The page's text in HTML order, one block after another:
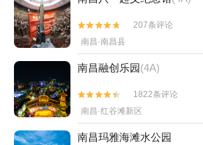


207条评论
南昌·南昌县
南昌融创乐园(4A)


1822条评论
南昌·红谷滩新区
南昌玛雅海滩水公园